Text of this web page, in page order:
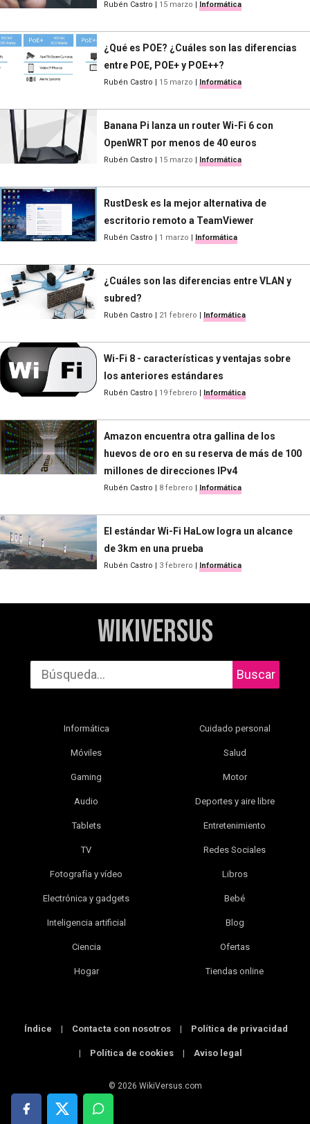
Rubén Castro | 15 marzo | Informática
¿Qué es POE? ¿Cuáles son las diferencias
entre POE, POE+ y POE++?
Rubén Castro | 15 marzo | Informática
Banana Pi lanza un router Wi-Fi 6 con
OpenWRT por menos de 40 euros
Rubén Castro | 15 marzo | Informática
RustDesk es la mejor alternativa de
escritorio remoto a TeamViewer
Rubén Castro | 1 marzo | Informática
¿Cuáles son las diferencias entre VLAN y
subred?
Rubén Castro | 21 febrero | Informática
Wi-Fi 8 - características y ventajas sobre
los anteriores estándares
Rubén Castro | 19 febrero | Informática
Amazon encuentra otra gallina de los
huevos de oro en su reserva de más de 100
millones de direcciones IPv4
Rubén Castro | 8 febrero | Informática
El estándar Wi-Fi HaLow logra un alcance
de 3km en una prueba
Rubén Castro | 3 febrero | Informática
WikiVersus
Buscar
Informática
Móviles
Gaming
Audio
Tablets
TV
Fotografía y vídeo
Electrónica y gadgets
Inteligencia artificial
Ciencia
Hogar
Cuidado personal
Salud
Motor
Deportes y aire libre
Entretenimiento
Redes Sociales
Libros
Bebé
Blog
Ofertas
Tiendas online
Índice | Contacta con nosotros | Política de privacidad
| Política de cookies | Aviso legal
© 2026 WikiVersus.com